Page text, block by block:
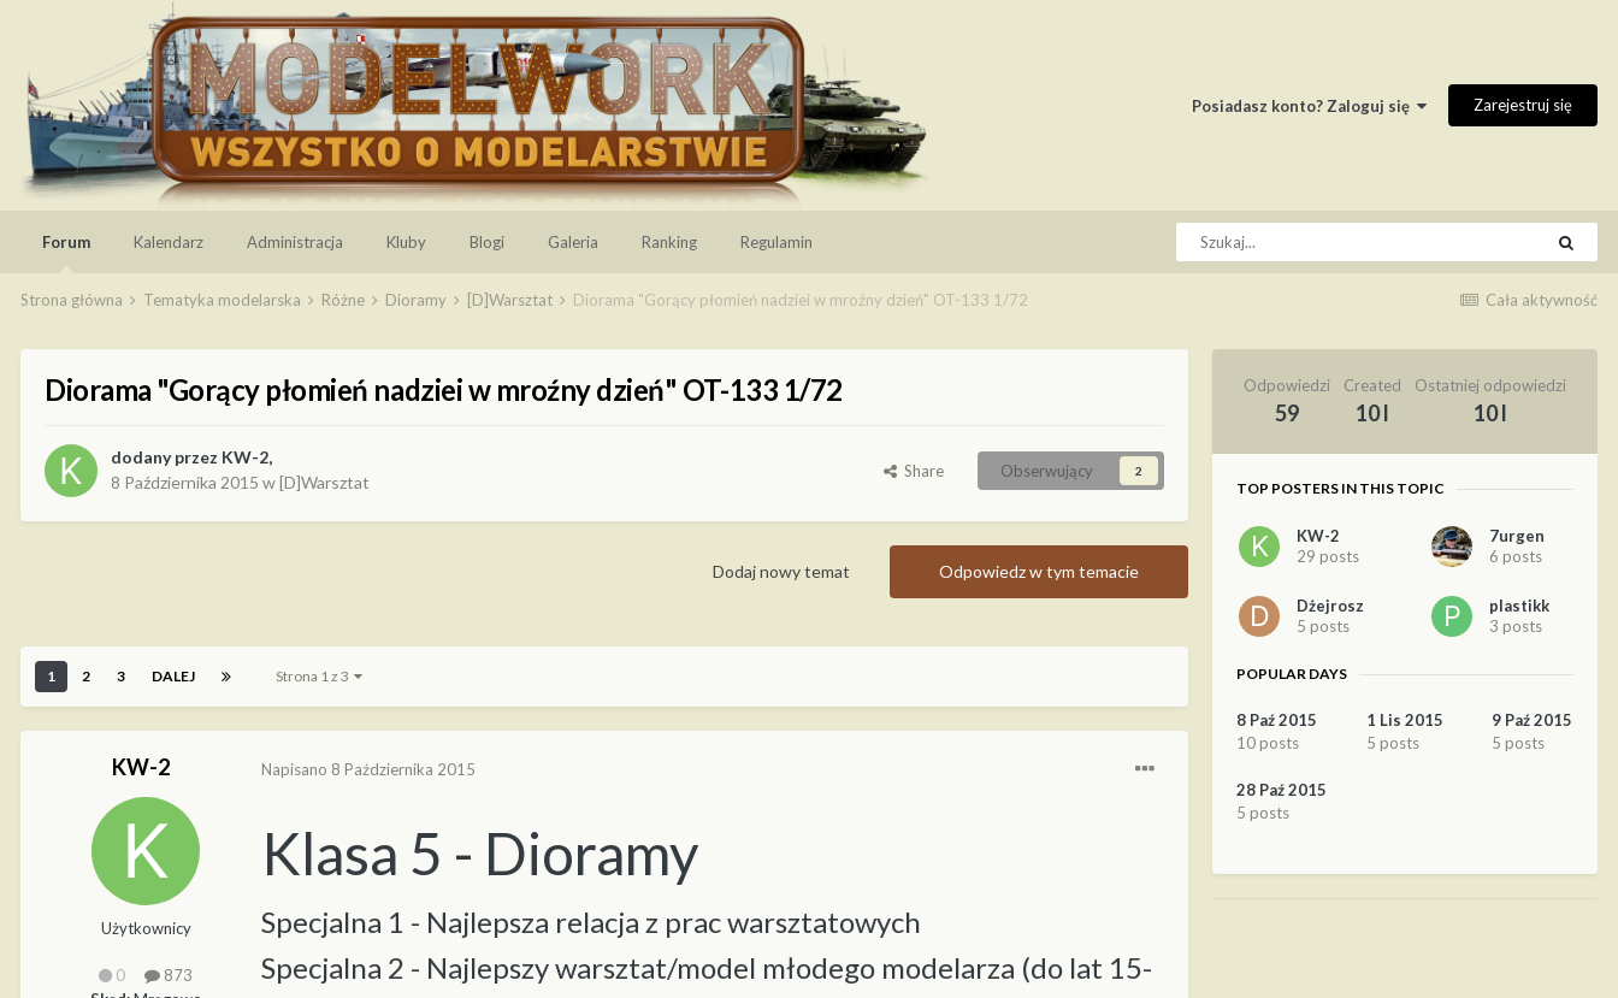
Posiadasz konto? Zaloguj się Zarejestruj się
Forum Kalendarz Administracja Kluby Blogi Galeria Ranking Regulamin
Cała aktywność
Strona główna Tematyka modelarska Różne Dioramy [D]Warsztat Diorama "Gorący płomień nadziei w mroźny dzień" OT-133 1/72
Diorama "Gorący płomień nadziei w mroźny dzień" OT-133 1/72
dodany przez KW-2,
8 Października 2015 w[D]Warsztat
Share Obserwujący 2
Odpowiedz w tym temacie
Dodaj nowy temat
1 2 3 DALEJ Strona 1 z 3
KW-2
Użytkownicy
0
873
Napisano 8 Października 2015
Klasa 5 - Dioramy
Specjalna 1 - Najlepsza relacja z prac warsztatowych
Specjalna 2 - Najlepszy warsztat/model młodego modelarza (do lat 15-
Odpowiedzi
59
Created
10 l
Ostatniej odpowiedzi
10 l
TOP POSTERS IN THIS TOPIC
KW-2
29 posts
7urgen
6 posts
Dżejrosz
5 posts
plastikk
3 posts
POPULAR DAYS
8 Paź 2015
10 posts
1 Lis 2015
5 posts
9 Paź 2015
5 posts
28 Paź 2015
5 posts